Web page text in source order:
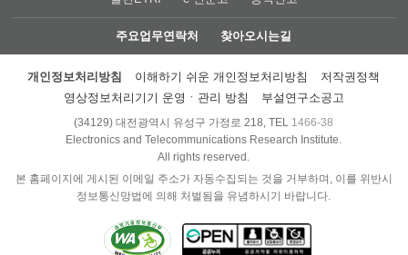
주요업무연락처 찾아오시는길
개인정보처리방침 이해하기 쉬운 개인정보처리방침
저작권정책
영상정보처리기기 운영ㆍ관리 방침
부설연구소공고
(34129) 대전광역시 유성구 가정로 218, TEL 1466-38
Electronics and Telecommunications Research Institute.
All rights reserved.
본 홈페이지에 게시된 이메일 주소가 자동수집되는 것을 거부하며, 이를 위반시
정보통신망법에 의해 처벌됨을 유념하시기 바랍니다.